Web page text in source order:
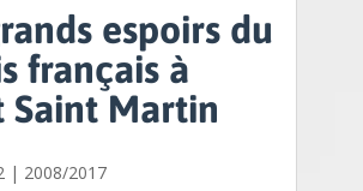
espoirs du
français à
Saint Martin
| 2008/2017